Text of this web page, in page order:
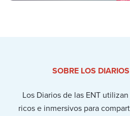
SOBRE LOS
Los Diarios de las ENT
ricos e inmersivos para